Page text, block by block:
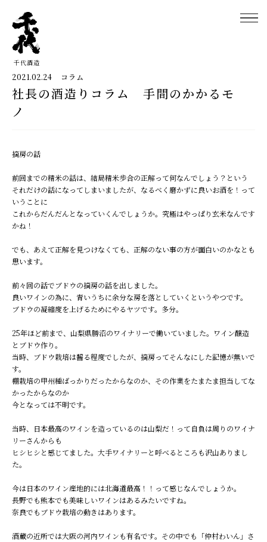
千代酒造
千代酒造トップ
コラム・お知らせ
2021.02.24 コラム
社長の酒造りコラム 手間のかかるモ
ノ
摘房の話
前回までの精米の話は、結局精米歩合の正解って何なんでしょう？という
それだけの話になってしまいましたが、なるべく磨かずに良いお酒を！って
いうことに
これからだんだんとなっていくんでしょうか。究極はやっぱり玄米なんです
かね！
でも、あえて正解を見つけなくても、正解のない事の方が面白いのかなとも
思います。
前々回の話でブドウの摘房の話を出しました。
良いワインの為に、青いうちに余分な房を落としていくというやつです。
ブドウの凝縮度を上げるためにやるヤツです。多分。
25年ほど前まで、山梨県勝沼のワイナリーで働いていました。ワイン醸造
とブドウ作り。
当時、ブドウ栽培は齧る程度でしたが、摘房ってそんなにした記憶が無いで
す。
棚栽培の甲州種ばっかりだったからなのか、その作業をたまたま担当してな
かったからなのか
今となっては不明です。
当時、日本最高のワインを造っているのは山梨だ！って自負は周りのワイナ
リーさんからも
ヒシヒシと感じてました。大手ワイナリーと呼べるところも沢山ありまし
た。
今は日本のワイン産地的には北海道最高！！って感じなんでしょうか。
長野でも熊本でも美味しいワインはあるみたいですね。
奈良でもブドウ栽培の動きはあります。
酒蔵の近所では大阪の河内ワインも有名です。その中でも「仲村わいん」さ